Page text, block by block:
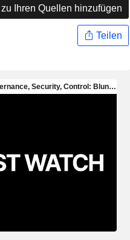
Ihren Quellen hinzufügen
Teilen